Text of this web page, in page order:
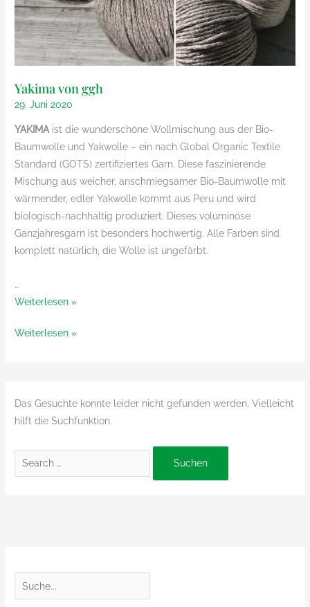
Yakima von ggh
29. Juni 2020
YAKIMA ist die wunderschöne Wollmischung aus der Bio-
Baumwolle und Yakwolle – ein nach Global Organic Textile
Standard (GOTS) zertifiziertes Garn. Diese faszinierende
Mischung aus weicher, anschmiegsamer Bio-Baumwolle mit
wärmender, edler Yakwolle kommt aus Peru und wird
biologisch-nachhaltig produziert. Dieses voluminöse
Ganzjahresgarn ist besonders hochwertig. Alle Farben sind
komplett natürlich, die Wolle ist ungefärbt.
…
Yakima
ggh
Weiterlesen »
Yakima
Weiterlesen »
Das Gesuchte konnte leider nicht gefunden werden. Vielleicht
hilft die Suchfunktion.
Suchen
u